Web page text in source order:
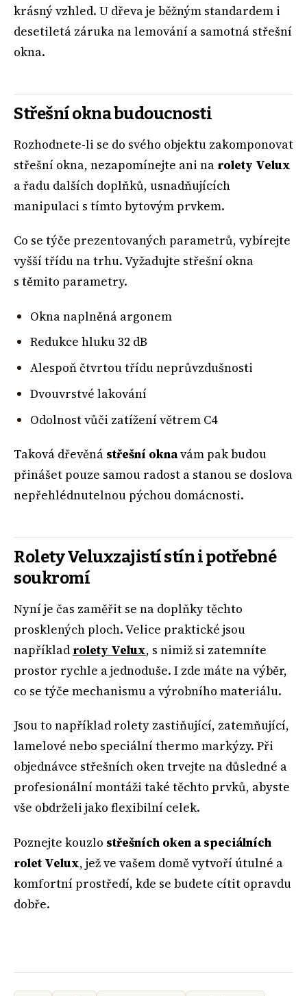
krásný vzhled. U dřeva je běžným standardem i
desetiletá záruka na lemování a samotná střešní
okna.
Střešní okna budoucnosti
Rozhodnete-li se do svého objektu zakomponovat
střešní okna, nezapomínejte ani na rolety Velux
a řadu dalších doplňků, usnadňujících
manipulaci s tímto bytovým prvkem.
Co se týče prezentovaných parametrů, vybírejte
vyšší třídu na trhu. Vyžadujte střešní okna
s těmito parametry.
Okna naplněná argonem
Redukce hluku 32 dB
Alespoň čtvrtou třídu neprůvzdušnosti
Dvouvrstvé lakování
Odolnost vůči zatížení větrem C4
Taková dřevěná střešní oknavám pak budou
přinášet pouze samou radost a stanou se doslova
nepřehlédnutelnou pýchou domácnosti.
Rolety Veluxzajistí stín i potřebné
soukromí
Nyní je čas zaměřit se na doplňky těchto
prosklených ploch. Velice praktické jsou
například rolety Velux, s nimiž si zatemníte
prostor rychle a jednoduše. I zde máte na výběr,
co se týče mechanismu a výrobního materiálu.
Jsou to například rolety zastiňující, zatemňující,
lamelové nebo speciální thermo markýzy. Při
objednávce střešních oken trvejte na důsledné a
profesionální montáži také těchto prvků, abyste
vše obdrželi jako flexibilní celek.
Poznejte kouzlo střešních oken a speciálních
rolet Velux, jež ve vašem domě vytvoří útulné a
komfortní prostředí, kde se budete cítit opravdu
dobře.